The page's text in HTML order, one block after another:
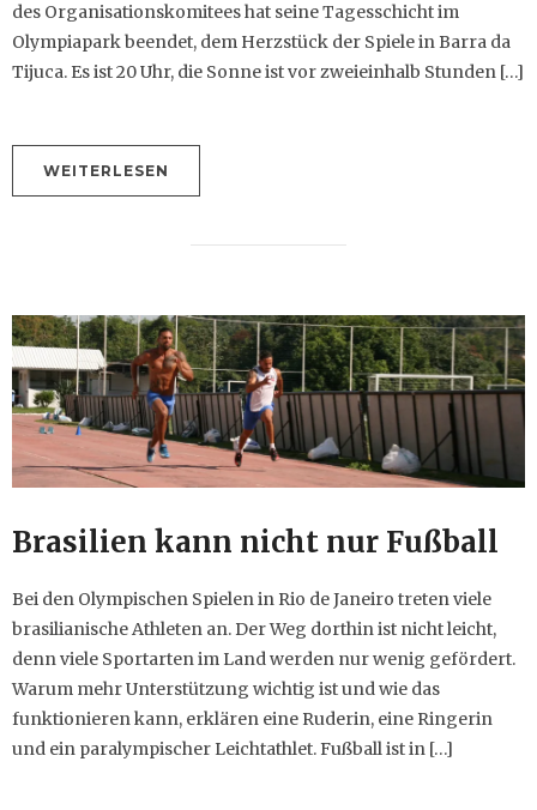
des Organisationskomitees hat seine Tagesschicht im
Olympiapark beendet, dem Herzstück der Spiele in Barra da
Tijuca. Es ist 20 Uhr, die Sonne ist vor zweieinhalb Stunden […]
WEITERLESEN
Brasilien kann nicht nur Fußball
Bei den Olympischen Spielen in Rio de Janeiro treten viele
brasilianische Athleten an. Der Weg dorthin ist nicht leicht,
denn viele Sportarten im Land werden nur wenig gefördert.
Warum mehr Unterstützung wichtig ist und wie das
funktionieren kann, erklären eine Ruderin, eine Ringerin
und ein paralympischer Leichtathlet. Fußball ist in […]